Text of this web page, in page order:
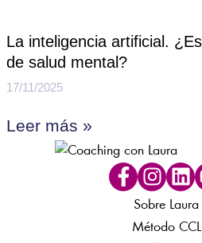
La inteligencia artificial.
de salud mental?
17/11/2025
Leer más »
Sobre Laura
Método CCL